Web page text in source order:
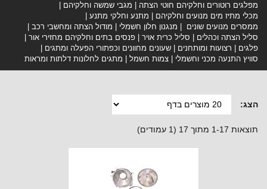
מפלגים רוטורים וחלקיהם חוטי הצתה
מגבי שמשה וחלקיהם
מכלי מתיז מים מנועים וחלקיהם
מתנע וחלקי מתנע
ממסרים מנועים שונים
מנגנון חלון חשמלי
מודול הצתה ומחשבי רכב
סליל הצתה וכהלים
סליל כרית אויר
פנסים בתים וחלקיהם מחזירי אור
פלגים
רצועות ומותחנים
שעונים מחוונים וכפתורי הפעלה ומתגים
סוויץ התנעה מכני וחשמלי
צמות חשמל מתגים לחלונות דלתות ומראות
הצג:
תוצאות 1-17 מתוך 17 (1 עמודים)